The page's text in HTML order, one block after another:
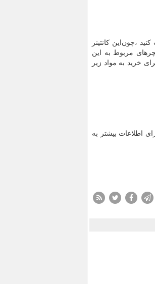
،چون‌این کانتینر
مربوط به این
خرید به مواد زیر
اطلاعات بیشتر به